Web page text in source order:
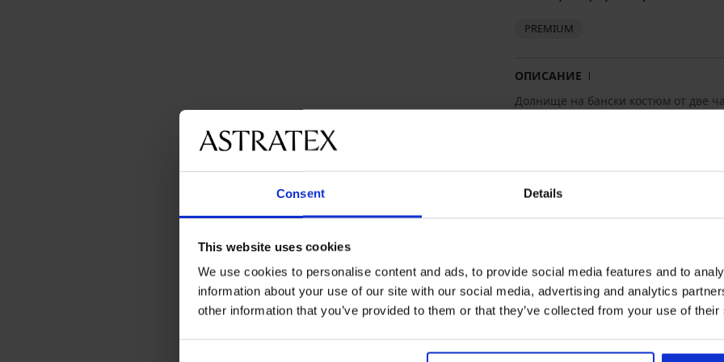
Consent Details
This website uses cookies
We use cookies to personalise content and ads, to provide social media features and to
information about your use of our site with our social media, advertising and analytics
other information that you’ve provided to them or that they’ve collected from your use of
PREMIUM
ОПИСАНИЕ
Долнище на бански костюм от две
Klein в неонов оранжев цвят. С
колана има по-широк ластик с
"Коланът е с еластично
Предната и задната страна са
Материал
80%
Код на артикула
Марка
Производител